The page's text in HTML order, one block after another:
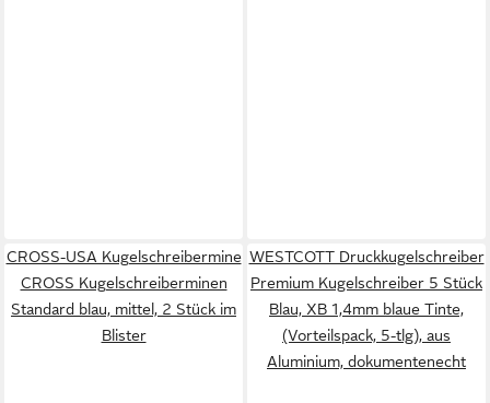
CROSS-USA Kugelschreibermine
CROSS Kugelschreiberminen
Standard blau, mittel, 2 Stück im
Blister
WESTCOTT Druckkugelschreiber
Premium Kugelschreiber 5 Stück
Blau, XB 1,4mm blaue Tinte,
(Vorteilspack, 5-tlg), aus
Aluminium, dokumentenecht